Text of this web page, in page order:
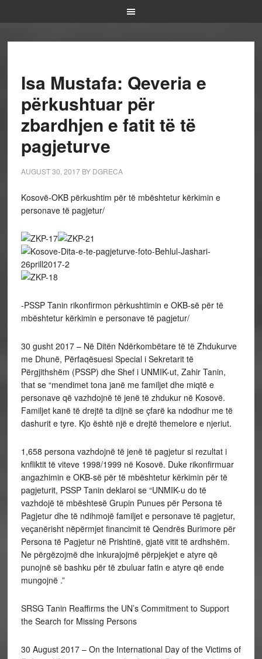
Isa Mustafa: Qeveria e
përkushtuar për
zbardhjen e fatit të të
pagjeturve
AUGUST 30, 2017BY DGRECA
Kosovë-OKB përkushtim për të mbështetur kërkimin e
personave të pagjetur/
-PSSP Tanin rikonfirmon përkushtimin e OKB-së për të
mbështetur kërkimin e personave të pagjetur/
30 gusht 2017 – Në Ditën Ndërkombëtare të të Zhdukurve
me Dhunë, Përfaqësuesi Special i Sekretarit të
Përgjithshëm (PSSP) dhe Shef i UNMIK-ut, Zahir Tanin,
that se “mendimet tona janë me familjet dhe miqtë e
personave që vazhdojnë të jenë të zhdukur në Kosovë.
Familjet kanë të drejtë ta dijnë se çfarë ka ndodhur me të
dashurit e tyre. Kjo është një e drejtë themelore e njeriut.
1,658 persona vazhdojnë të jenë të pagjetur si rezultat i
knfliktit të viteve 1998/1999 në Kosovë. Duke rikonfirmuar
angazhimin e OKB-së për të mbështetur kërkimin për të
pagjeturit, PSSP Tanin deklaroi se “UNMIK-u do të
vazhdojë të mbështesë Grupin Punues për Persona të
Pagjetur dhe të ndihmojë familjet e personave të pagjetur,
veçanërisht nëpërmjet financimit të Qendrës Burimore për
Persona të Pagjetur në Prishtinë, gjatë vitit të ardhshëm.
Ne përgëzojmë dhe inkurajojmë përpjekjet e atyre që
punojnë së bashku për të zbuluar fatin e atyre që ende
mungojnë .”
SRSG Tanin Reaffirms the UN’s Commitment to Support
the Search for Missing Persons
30 August 2017 – On the International Day of the Victims of